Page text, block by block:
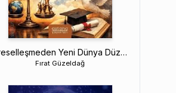
Küreselleşmeden Yeni Dünya Düzenine
Fırat Güzeldağ